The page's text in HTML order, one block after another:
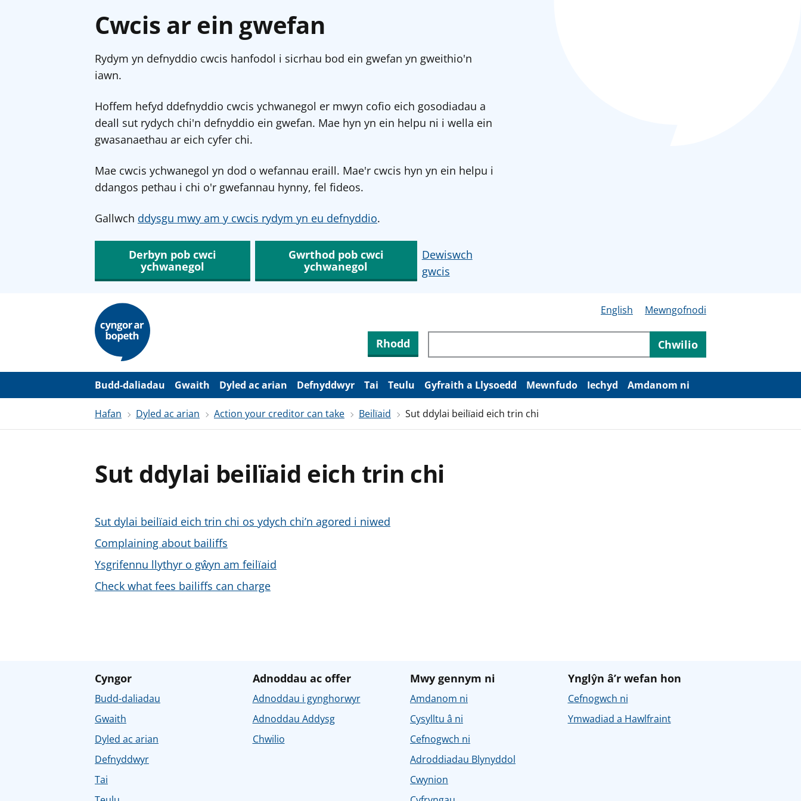
Cwcis ar ein gwefan
Rydym yn defnyddio cwcis hanfodol i sicrhau bod ein gwefan yn gweithio'n
iawn.
Hoffem hefyd ddefnyddio cwcis ychwanegol er mwyn cofio eich gosodiadau a
deall sut rydych chi'n defnyddio ein gwefan. Mae hyn yn ein helpu ni i wella ein
gwasanaethau ar eich cyfer chi.
Mae cwcis ychwanegol yn dod o wefannau eraill. Mae'r cwcis hyn yn ein helpu i
ddangos pethau i chi o'r gwefannau hynny, fel fideos.
Gallwch ddysgu mwy am y cwcis rydym yn eu defnyddio.
Derbyn pob cwci
ychwanegol
Gwrthod pob cwci
ychwanegol
Dewiswch
gwcis
i
English Mewngofnodi
Rhodd Chwilio
Budd-daliadau Gwaith Dyled ac arian Defnyddwyr Tai Teulu Gyfraith a Llysoedd Mewnfudo Iechyd Amdanom ni
Hafan Dyled ac arian Action your creditor can take Beilïaid Sut ddylai beilïaid eich trin chi
Sut ddylai beilïaid eich trin chi
Sut dylai beilïaid eich trin chi os ydych chi’n agored i niwed
Complaining about bailiffs
Ysgrifennu llythyr o gŵyn am feilïaid
Check what fees bailiffs can charge
Cyngor
Budd-daliadau
Gwaith
Dyled ac arian
Defnyddwyr
Tai
Adnoddau ac offer
Adnoddau i gynghorwyr
Adnoddau Addysg
Chwilio
Mwy gennym ni
Amdanom ni
Cysylltu â ni
Cefnogwch ni
Adroddiadau Blynyddol
Cwynion
Ynglŷn â’r wefan hon
Cefnogwch ni
Ymwadiad a Hawlfraint